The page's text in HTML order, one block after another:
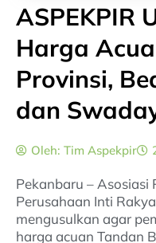
ASPEKPIR
Harga
Provinsi,
dan
Oleh: Tim Aspekpir
Pekanbaru –
Perusahaan Inti
mengusulkan agar
harga acuan Tandan